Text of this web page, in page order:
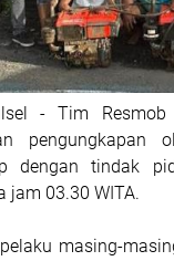
- Tim Resmob
dengan tindak
jam 03.30 WITA.
masing-